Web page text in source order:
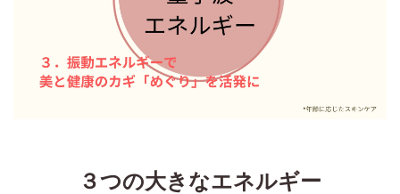
３つの大きなエネルギー